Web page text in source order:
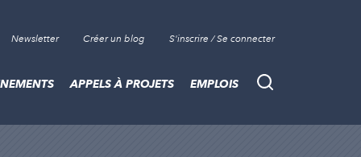
Newsletter Créer un blog S'inscrire / Se connecter
Recherche
APPELS À PROJETS EMPLOIS